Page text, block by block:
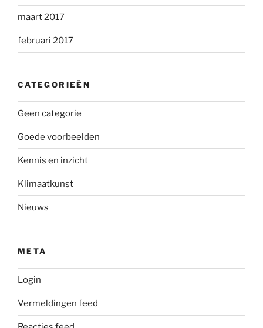
maart 2017
februari 2017
CATEGORIEËN
Geen categorie
Goede voorbeelden
Kennis en inzicht
Klimaatkunst
Nieuws
META
Login
Vermeldingen feed